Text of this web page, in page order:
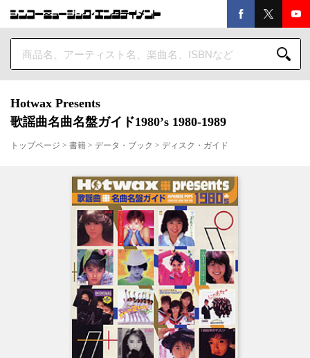
Hotwax Presents
歌謡曲名曲名盤ガイド1980’s 1980-1989
トップページ > 書籍 > データ・ブック > ディスク・ガイド